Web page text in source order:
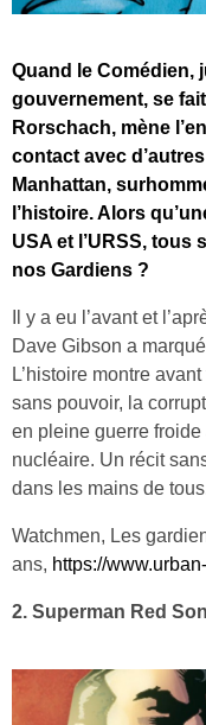
Quand le Comédien,
gouvernement, se
Rorschach, mène
contact avec
Manhattan,
l’histoire. Alors
USA et l’URSS, tous
nos Gardiens ?
Il y a eu l’avant et
Dave Gibson a
L’histoire montre
sans pouvoir, la
en pleine guerre froide
nucléaire. Un récit
dans les mains de
Watchmen, Les
ans, https://
2. Superman Red Son